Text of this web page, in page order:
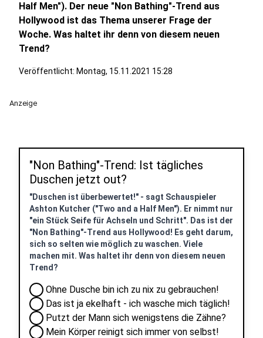
Half Men"). Der neue "Non Bathing"-Trend aus
Hollywood ist das Thema unserer Frage der
Woche. Was haltet ihr denn von diesem neuen
Trend?
Veröffentlicht: Montag, 15.11.2021 15:28
Anzeige
"Non Bathing"-Trend: Ist tägliches
Duschen jetzt out?
"Duschen ist überbewertet!" - sagt Schauspieler
Ashton Kutcher ("Two and a Half Men"). Er nimmt nur
"ein Stück Seife für Achseln und Schritt". Das ist der
"Non Bathing"-Trend aus Hollywood! Es geht darum,
sich so selten wie möglich zu waschen. Viele
machen mit. Was haltet ihr denn von diesem neuen
Trend?
Ohne Dusche bin ich zu nix zu gebrauchen!
Das ist ja ekelhaft - ich wasche mich täglich!
Putzt der Mann sich wenigstens die Zähne?
Mein Körper reinigt sich immer von selbst!